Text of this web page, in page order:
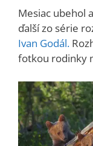
Mesiac ubehol
ďalší zo série
Ivan Godál.
fotkou rodinky